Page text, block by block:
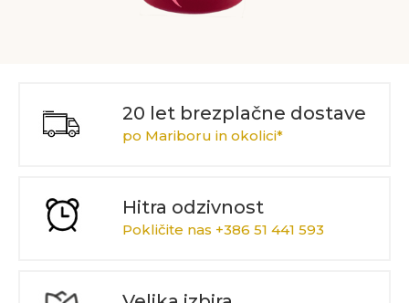
20 let brezplačne dostave
po Mariboru in okolici*
Hitra odzivnost
Pokličite nas +386 51 441 593